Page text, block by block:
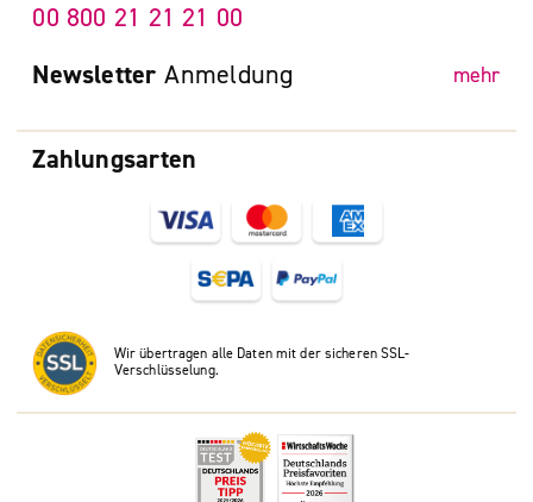
Zahlungsarten
Wir übertragen alle Daten mit der sicheren SSL-
Verschlüsselung.
00 800 21 21 21 00
Newsletter Anmeldung mehr